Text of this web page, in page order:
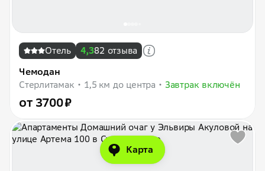
Отель 4,382 отзыва
Чемодан
Стерлитамак
1,5 км до центра Завтрак включён
от 3700 ₽
Карта